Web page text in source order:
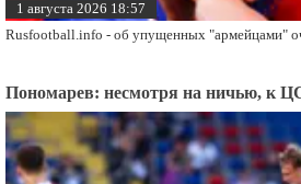
1 августа 2026 18:57
Rusfootball.info - об упущенных "армейцами"
Пономарев: несмотря на ничью, к